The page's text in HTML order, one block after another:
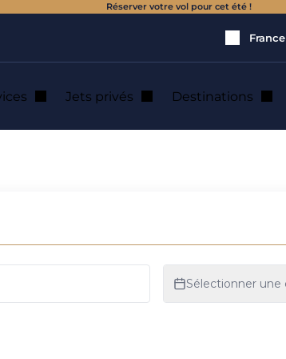
Réserver votre vol pour cet été !
France
Jets privés Destinations